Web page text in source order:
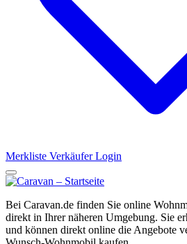
Merkliste Verkäufer Login
Bei Caravan.de finden Sie online
direkt in Ihrer näheren Umgebung. Sie
und können direkt online die Angebote